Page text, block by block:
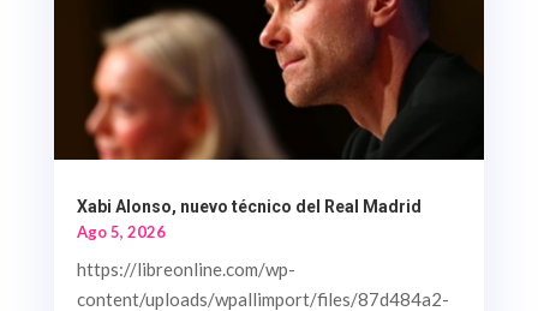
Xabi Alonso, nuevo técnico del Real Madrid
Ago 5, 2026
https://libreonline.com/wp-
content/uploads/wpallimport/files/87d484a2-